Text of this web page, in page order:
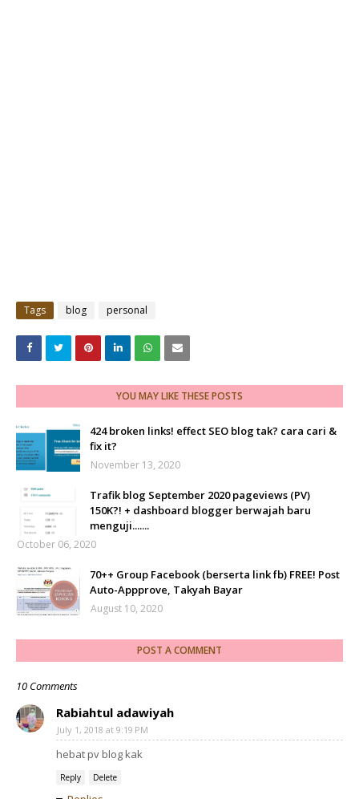
Tags blog personal
YOU MAY LIKE THESE POSTS
424 broken links! effect SEO blog tak? cara cari &
fix it?
November 13, 2020
Trafik blog September 2020 pageviews (PV)
150K?! + dashboard blogger berwajah baru
menguji.......
October 06, 2020
70++ Group Facebook (berserta link fb) FREE! Post
Auto-Appprove, Takyah Bayar
August 10, 2020
POST A COMMENT
10 Comments
Rabiahtul adawiyah
July 1, 2018 at 9:19 PM
hebat pv blog kak
Reply Delete